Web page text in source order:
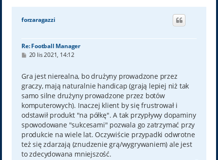
forzaragazzi
Re: Football Manager
P
t
20 lis 2021, 14:12
Gra jest nierealna, bo drużyny prowadzone przez
graczy, mają naturalnie handicap (grają lepiej niż tak
samo silne drużyny prowadzone przez botów
komputerowych). Inaczej klient by się frustrował i
odstawił produkt "na półkę". A tak przypływy dopaminy
spowodowane "sukcesami" pozwala go zatrzymać przy
produkcie na wiele lat. Oczywiście przypadki odwrotne
też się zdarzają (znudzenie grą/wygrywaniem) ale jest
to zdecydowana mniejszość.